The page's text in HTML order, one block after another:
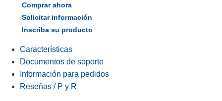
Comprar ahora
Solicitar información
Inscriba su producto
Características
Documentos de soporte
Información para pedidos
Reseñas / P y R